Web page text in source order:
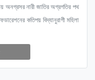
অনগ্রসর নারী জাতির অগ্রগতির পথ
কতিপয় বিদ্যানুরাগী মহিলা